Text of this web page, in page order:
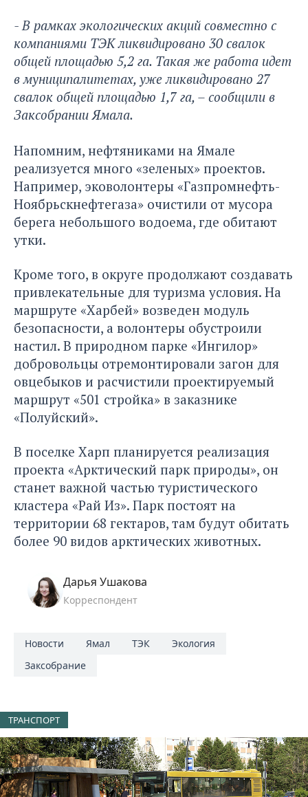
- В рамках экологических акций совместно с
компаниями ТЭК ликвидировано 30 свалок
общей площадью 5,2 га. Такая же работа идет
в муниципалитетах, уже ликвидировано 27
свалок общей площадью 1,7 га, – сообщили в
Заксобрании Ямала.
Напомним, нефтяниками на Ямале
реализуется много «зеленых» проектов.
Например, эковолонтеры «Газпромнефть-
Ноябрьскнефтегаза» очистили от мусора
берега небольшого водоема, где обитают
утки.
Кроме того, в округе продолжают создавать
привлекательные для туризма условия. На
маршруте «Харбей» возведен модуль
безопасности, а волонтеры обустроили
настил. В природном парке «Ингилор»
добровольцы отремонтировали загон для
овцебыков и расчистили проектируемый
маршрут «501 стройка» в заказнике
«Полуйский».
В поселке Харп планируется реализация
проекта «Арктический парк природы», он
станет важной частью туристического
кластера «Рай Из». Парк постоят на
территории 68 гектаров, там будут обитать
более 90 видов арктических животных.
Дарья Ушакова
Корреспондент
Новости Ямал ТЭК
Экология
Заксобрание
ТРАНСПОРТ